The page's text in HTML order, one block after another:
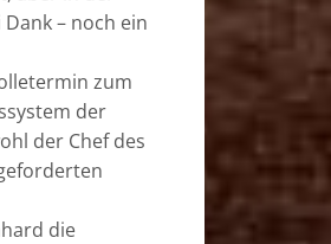
– noch ein
zum
der
der Chef des
die